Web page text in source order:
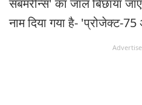
नाम दिया गया है- 'प्रोजेक्ट-